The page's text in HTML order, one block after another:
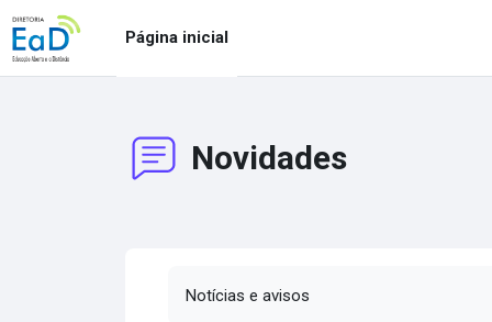
Ir para o conteúdo principal
Página inicial
Novidades
Notícias e avisos